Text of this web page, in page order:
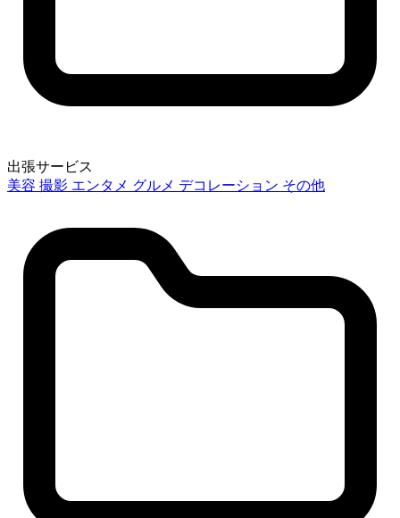
出張サービス
美容 撮影 エンタメ グルメ デコレーション その他